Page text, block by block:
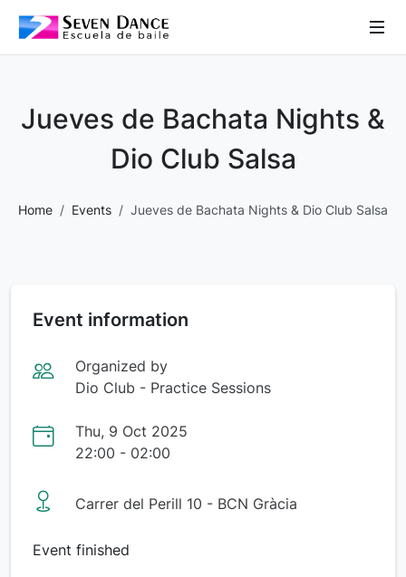
Menu
Jueves de Bachata Nights &
Dio Club Salsa
Home Events Jueves de Bachata Nights & Dio Club Salsa
Event information
Organized by
Dio Club - Practice Sessions
Thu, 9 Oct 2025
22:00 - 02:00
Carrer del Perill 10 - BCN Gràcia
Event finished